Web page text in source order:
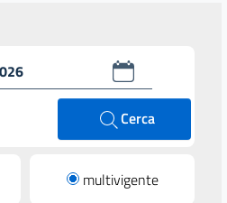
Cerca
multivigente